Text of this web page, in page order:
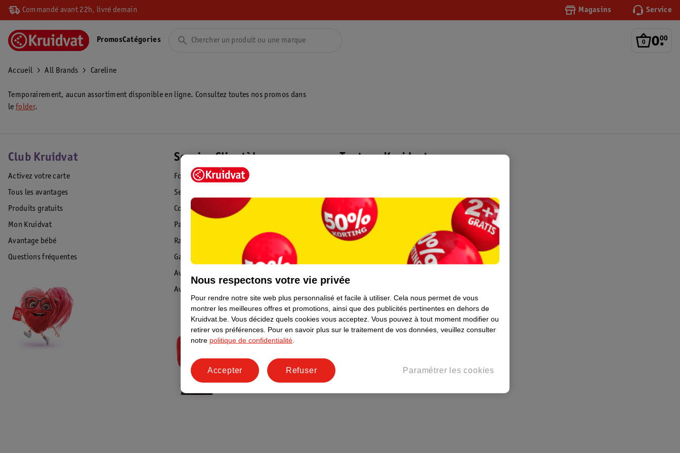
Commandé avant 22h, livré demain Magasins Service
0.
00
PromosCatégories
Accueil All Brands Careline
Temporairement, aucun assortiment disponible en ligne. Consultez toutes nos promos dans
le folder.
Club Kruidvat
Activez votre carte
Tous les avantages
Produits gratuits
Mon Kruidvat
Avantage bébé
Questions fréquentes
Service Clientèle
Foire aux questions
Service Clientèle
Commande & Livraison
Paiement
Rappel & Retour
Garantie
Avis de sécurité
Avis
Tout sur Kruidvat
Formule commerciale
Coordonnées de l’entreprise
Plus durable
Nous respectons votre vie privée
Pour rendre notre site web plus personnalisé et facile à utiliser. Cela nous permet de vous
montrer les meilleures offres et promotions, ainsi que des publicités pertinentes en dehors de
Kruidvat.be. Vous décidez quels cookies vous acceptez. Vous pouvez à tout moment modifier ou
retirer vos préférences. Pour en savoir plus sur le traitement de vos données, veuillez consulter
notre politique de confidentialité
Paramétrer les cookies
Refuser
Accepter